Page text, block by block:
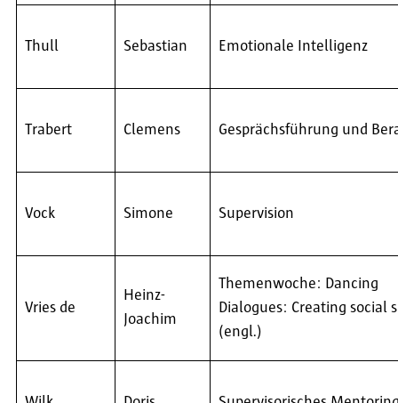
Thull Sebastian Emotionale Intelligenz
Trabert Clemens Gesprächsführung und
Vock Simone Supervision
Vries de
Heinz-
Joachim
Themenwoche: Dancing
Dialogues: Creating social
(engl.)